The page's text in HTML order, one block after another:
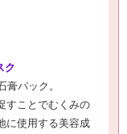
ク
膏パック。
すことでむくみの
に使用する美容成